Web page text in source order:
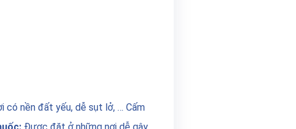
có nền đất yếu, dễ sụt lở, … Cấm
Được đặt ở những nơi dễ gây